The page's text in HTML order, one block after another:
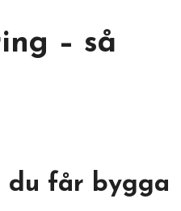
– så
du får bygga